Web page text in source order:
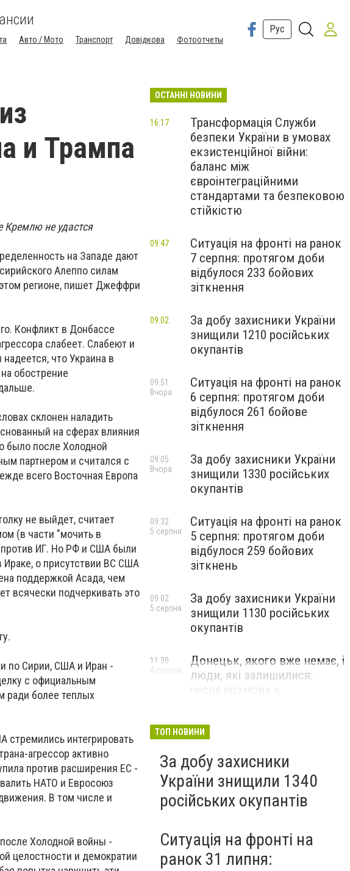
Авто / Мото Транспорт Довідкова Фотоотчеты
Рус
и Трампа
не удастся
на Западе дают
Алеппо силам
регионе, пишет Джеффри
Конфликт в Донбассе
слабеет. Слабеют и
что Украина в
обострение
склонен наладить
на сферах влияния
было после Холодной
партнером и считался с
всего Восточная Европа
не выйдет, считает
(в части "мочить в
против ИГ. Но РФ и США были
Ираке, о присутствии ВС США
поддержкой Асада, чем
всячески подчеркивать это
по Сирии, США и Иран -
с официальным
ради более теплых
стремились интегрировать
агрессор активно
против расширения ЕС -
НАТО и Евросоюз
В том числе и
Холодной войны -
целостности и демократии
ОСТАННІ НОВИНИ
Трансформація Служби
безпеки України в умовах
екзистенційної війни:
баланс між
євроінтеграційними
стандартами та безпековою
стійкістю
16:17
Ситуація на фронті на ранок
7 серпня: протягом доби
відбулося 233 бойових
зіткнення
09:47
За добу захисники України
знищили 1210 російських
окупантів
09:02
Ситуація на фронті на ранок
6 серпня: протягом доби
відбулося 261 бойове
зіткнення
09:51
Вчора
За добу захисники України
знищили 1330 російських
окупантів
09:05
Вчора
Ситуація на фронті на ранок
5 серпня: протягом доби
відбулося 259 бойових
зіткнень
09:32
5 серпня
За добу захисники України
знищили 1130 російських
окупантів
09:02
5 серпня
Донецьк, якого вже немає, і
люди, які залишилися:
11:30
4 серпня
ТОП НОВИНИ
За добу захисники
України знищили 1340
російських окупантів
Ситуація на фронті на
ранок 31 липня: